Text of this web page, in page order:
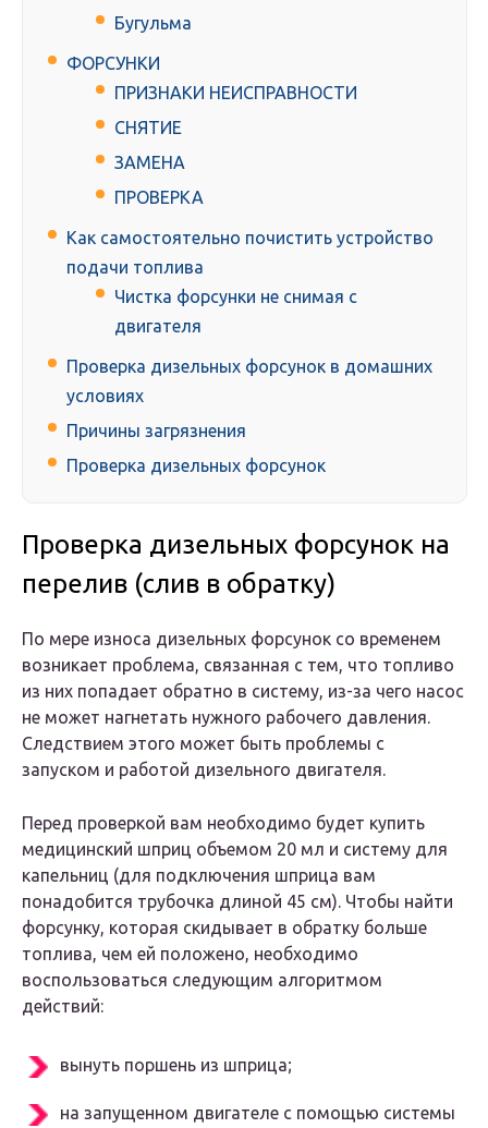
Бугульма
ФОРСУНКИ
ПРИЗНАКИ НЕИСПРАВНОСТИ
СНЯТИЕ
ЗАМЕНА
ПРОВЕРКА
Как самостоятельно почистить устройство
подачи топлива
Чистка форсунки не снимая с
двигателя
Проверка дизельных форсунок в домашних
условиях
Причины загрязнения
Проверка дизельных форсунок
Проверка дизельных форсунок на
перелив (слив в обратку)
По мере износа дизельных форсунок со временем
возникает проблема, связанная с тем, что топливо
из них попадает обратно в систему, из-за чего насос
не может нагнетать нужного рабочего давления.
Следствием этого может быть проблемы с
запуском и работой дизельного двигателя.
Перед проверкой вам необходимо будет купить
медицинский шприц объемом 20 мл и систему для
капельниц (для подключения шприца вам
понадобится трубочка длиной 45 см). Чтобы найти
форсунку, которая скидывает в обратку больше
топлива, чем ей положено, необходимо
воспользоваться следующим алгоритмом
действий:
вынуть поршень из шприца;
на запущенном двигателе с помощью системы